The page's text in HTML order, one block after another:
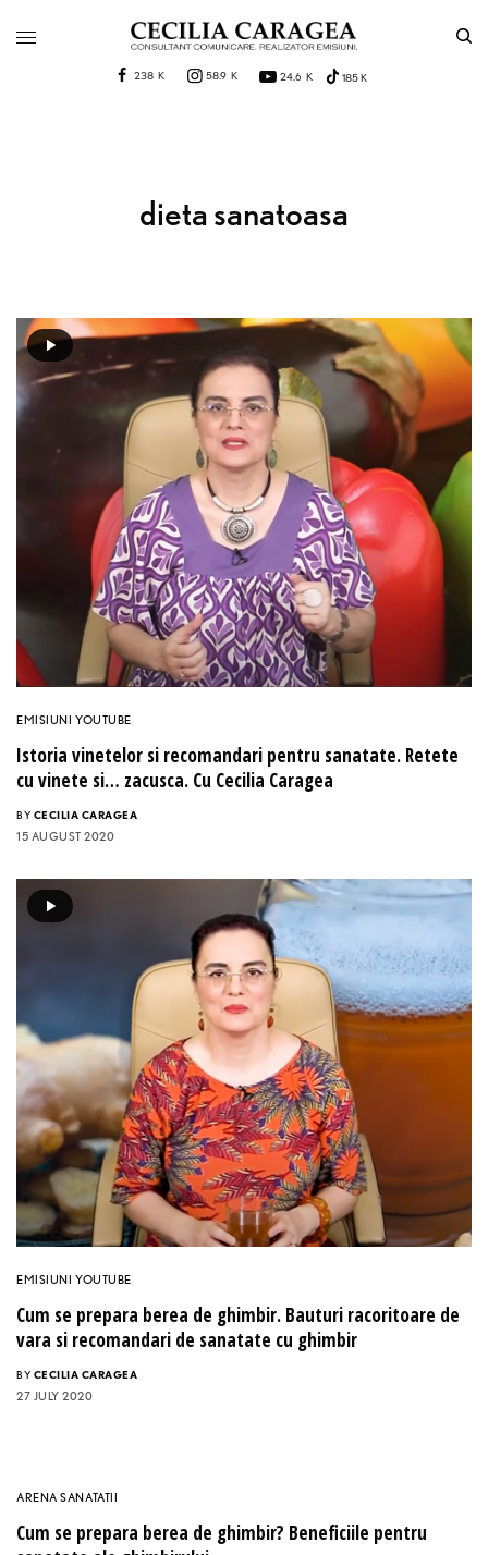
238 K 58.9 K 24.6 K 185 K
dieta sanatoasa
EMISIUNI YOUTUBE
Istoria vinetelor si recomandari pentru sanatate. Retete
cu vinete si… zacusca. Cu Cecilia Caragea
BY CECILIA CARAGEA
15 AUGUST 2020
EMISIUNI YOUTUBE
Cum se prepara berea de ghimbir. Bauturi racoritoare de
vara si recomandari de sanatate cu ghimbir
BY CECILIA CARAGEA
27 JULY 2020
ARENA SANATATII
Cum se prepara berea de ghimbir? Beneficiile pentru